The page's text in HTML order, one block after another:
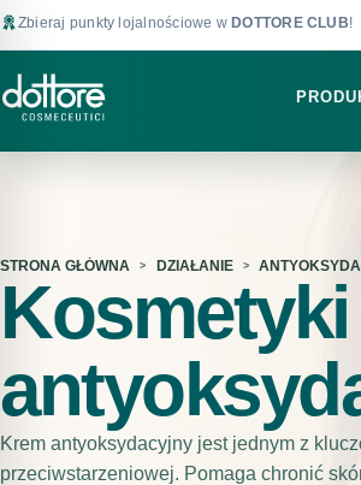
Zbieraj punkty lojalnościowe w DOTTORE CLUB!
STRONA GŁÓWNA DZIAŁANIE
Krem antyoksydacyjny jest jednym z
przeciwstarzeniowej. Pomaga chronić